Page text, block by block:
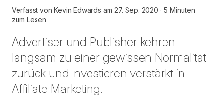
Verfasst von Kevin Edwards am 27. Sep. 2020
5 Minuten
zum Lesen
Advertiser und Publisher kehren
langsam zu einer gewissen Normalität
zurück und investieren verstärkt in
Affiliate Marketing.